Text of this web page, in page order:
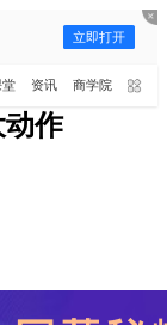
立即打开
堂 资讯 商学院
作